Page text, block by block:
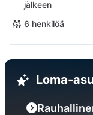
jälkeen
6 henkilöä
Loma-